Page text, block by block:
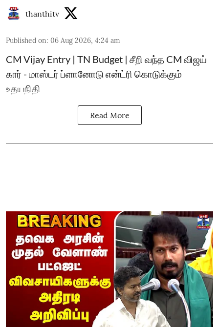
thanthitv
Published on: 06 Aug 2026, 4:24 am
CM Vijay Entry | TN Budget | சீறி வந்த CM விஜய்
கார் - மாஸ்டர் ப்ளானோடு என்ட்ரி கொடுக்கும்
உதயநிதி
Read More